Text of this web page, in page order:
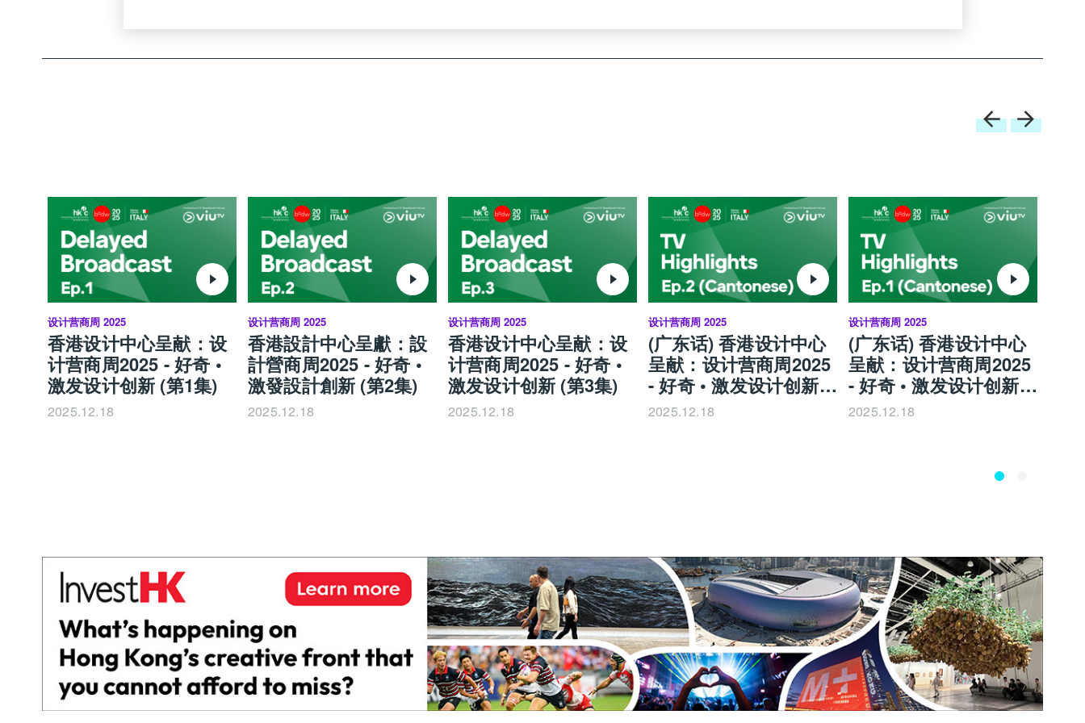
设计营商周 2025
香港设计中心呈献：设
计营商周2025 - 好奇 •
激发设计创新 (第1集)
2025.12.18
设计营商周 2025
香港設計中心呈獻：設
計營商周2025 - 好奇 •
激發設計創新 (第2集)
2025.12.18
设计营商周 2025
香港设计中心呈献：设
计营商周2025 - 好奇 •
激发设计创新 (第3集)
2025.12.18
设计营商周 2025
(广东话) 香港设计中心
呈献：设计营商周2025
- 好奇 • 激发设计创新
(第2集)
2025.12.18
设计营商周 2025
(广东话) 香港设计中心
呈献：设计营商周2025
- 好奇 • 激发设计创新
(第1集)
2025.12.18